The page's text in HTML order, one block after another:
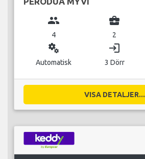
group
4
business_center
2
miscellaneous_services
Automatisk
login
3 Dörr
VISA DETALJER...